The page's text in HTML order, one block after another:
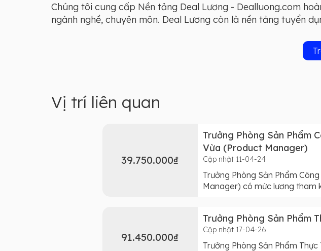
Chúng tôi cung cấp Nền tảng Deal Lương - Dealluong.com
ngành nghề, chuyên môn. Deal Lương còn là nền tảng tuyển
Vị trí liên quan
39.750.000₫
Trưởng Phòng Sản Phẩm
Vừa (Product Manager)
Cập nhật 11-04-24
Trưởng Phòng Sản Phẩm
Manager) có mức lương tham
91.450.000₫
Trưởng Phòng Sản Phẩm
Cập nhật 17-04-26
Trưởng Phòng Sản Phẩm